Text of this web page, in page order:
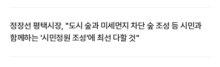
정장선 평택시장, "도시 숲과 미세먼지 차단 숲 조성 등 시민과
함께하는 '시민정원 조성'에 최선 다할 것"